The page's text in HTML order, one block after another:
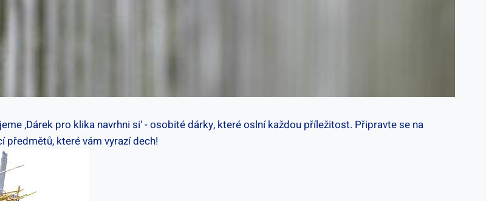
‚Dárek​ pro klika navrhni si‘ -⁣ osobité dárky, které oslní každou příležitost. Připravte se na
předmětů, které ​vám vyrazí dech!